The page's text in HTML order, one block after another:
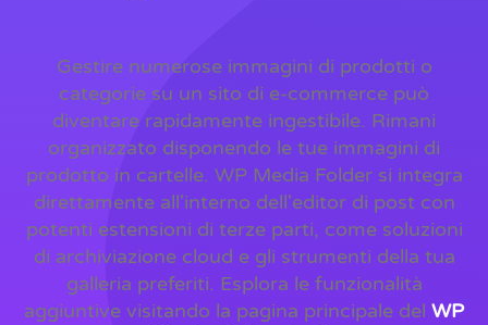
Gestire numerose immagini di prodotti o
categorie su un sito di e-commerce può
diventare rapidamente ingestibile. Rimani
organizzato disponendo le tue immagini di
prodotto in cartelle. WP Media Folder si integra
direttamente all'interno dell'editor di post con
potenti estensioni di terze parti, come soluzioni
di archiviazione cloud e gli strumenti della tua
galleria preferiti. Esplora le funzionalità
aggiuntive visitando la pagina principale del WP